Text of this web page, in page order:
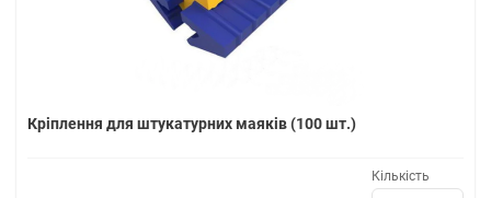
Кріплення для штукатурних маяків (100 шт.)
Кількість